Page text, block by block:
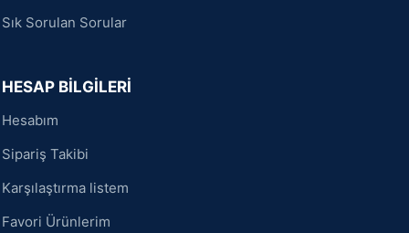
Sık Sorulan Sorular
HESAP BİLGİLERİ
Hesabım
Sipariş Takibi
Karşılaştırma listem
Favori Ürünlerim